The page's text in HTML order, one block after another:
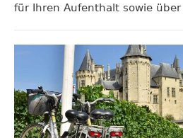
für Ihren Aufenthalt sowie